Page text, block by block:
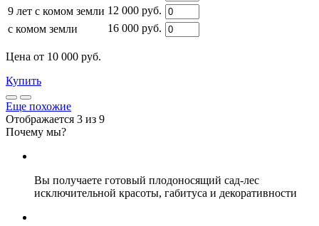
9 лет с комом земли 12 000 руб.
с комом земли
16 000 руб.
Цена от 10 000 руб.
Купить
Еще похожие
Отображается 3 из 9
Почему мы?
Вы получаете готовый плодоносящий сад-лес
исключительной красоты, габитуса и декоративности